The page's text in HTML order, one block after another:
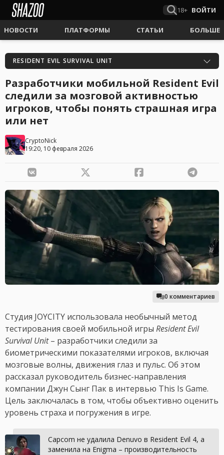
18+ ВОЙТИ
НОВОСТИ ПЛАТФОРМЫ СТАТЬИ БОЛЬШЕ
RESIDENT EVIL SURVIVAL UNIT
Разработчики мобильной Resident Evil
следили за мозговой активностью
игроков, чтобы понять страшная игра
или нет
CryptoNick
19:20, 10 февраля 2026
0 комментариев
Студия JOYCITY использовала необычный метод
тестирования своей мобильной игры Resident Evil
Survival Unit– разработчики следили за
биометрическими показателями игроков, включая
мозговые волны, движения глаз и пульс. Об этом
рассказал руководитель бизнес-направления
компании Джун Сынг Пак в интервью This Is Game.
Цель заключалась в том, чтобы объективно оценить
уровень страха и погружения в игре.
Capcom не удалила Denuvo в Resident Evil 4, а
заменила на Enigma – производительность